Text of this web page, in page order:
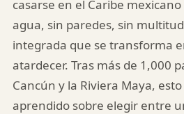
casarse en el Caribe
agua, sin paredes, sin
integrada que se transforma
atardecer. Tras más de 1,000
Cancún y la Riviera Maya,
aprendido sobre elegir entre